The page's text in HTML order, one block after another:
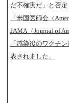
だ不確実だ」と否定
「米国医師会（
JAMA（Journal of
「感染後のワクチ
表されました。